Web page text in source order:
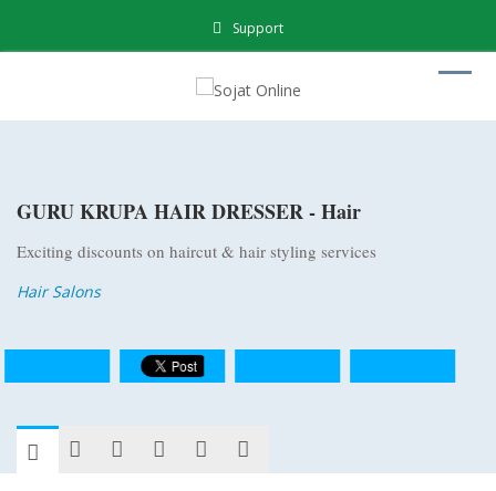
Support
GURU KRUPA HAIR DRESSER - Hair
Exciting discounts on haircut & hair styling services
Hair Salons